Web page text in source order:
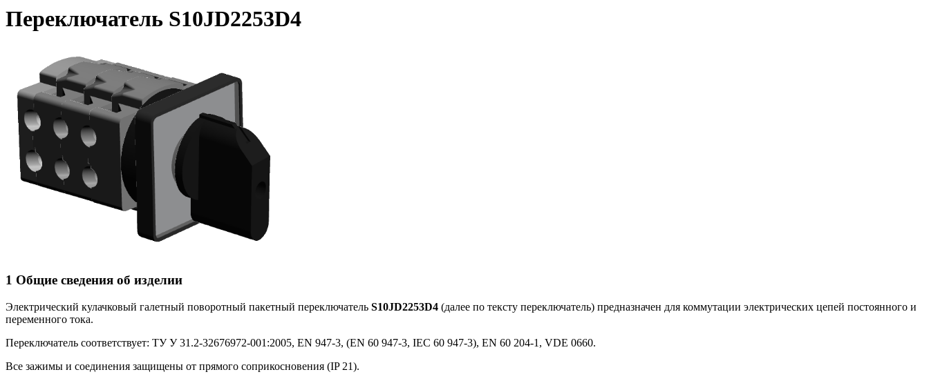
Переключатель S10JD2253D4
1 Общие сведения об изделии
Электрический кулачковый галетный поворотный пакетный переключатель S10JD2253D4 (далее по тексту переключатель) предназначен для коммутации электрических цепей постоянного и
переменного тока.
Переключатель соответствует: ТУ У 31.2-32676972-001:2005, EN 947-3, (EN 60 947-3, IEC 60 947-3), EN 60 204-1, VDE 0660.
Все зажимы и соединения защищены от прямого соприкосновения (IP 21).